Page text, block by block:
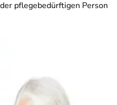
pflegebedürftigen Person